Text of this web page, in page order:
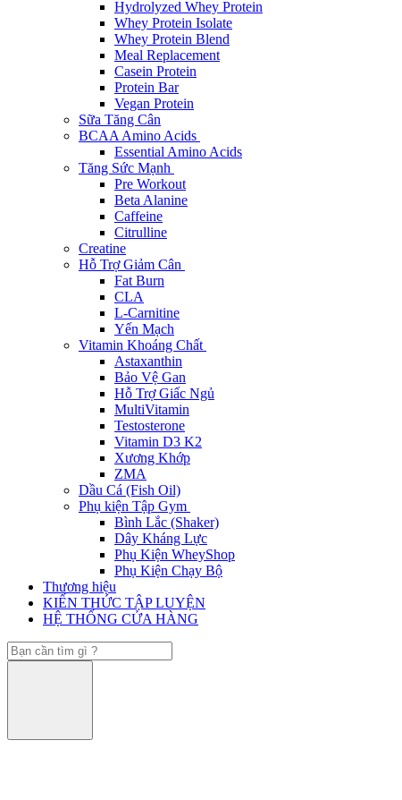
Hydrolyzed Whey Protein
Whey Protein Isolate
Whey Protein Blend
Meal Replacement
Casein Protein
Protein Bar
Vegan Protein
Sữa Tăng Cân
BCAA Amino Acids
Essential Amino Acids
Tăng Sức Mạnh
Pre Workout
Beta Alanine
Caffeine
Citrulline
Creatine
Hỗ Trợ Giảm Cân
Fat Burn
CLA
L-Carnitine
Yến Mạch
Vitamin Khoáng Chất
Astaxanthin
Bảo Vệ Gan
Hỗ Trợ Giấc Ngủ
MultiVitamin
Testosterone
Vitamin D3 K2
Xương Khớp
ZMA
Dầu Cá (Fish Oil)
Phụ kiện Tập Gym
Bình Lắc (Shaker)
Dây Kháng Lực
Phụ Kiện WheyShop
Phụ Kiện Chạy Bộ
Thương hiệu
KIẾN THỨC TẬP LUYỆN
HỆ THỐNG CỬA HÀNG